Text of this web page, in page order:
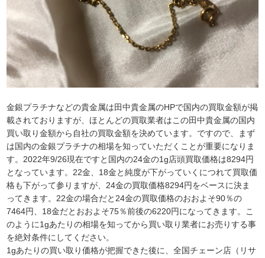
金銀プラチナなどの貴金属は田中貴金属のHPで国内の買取金額が掲
載されておりますが、ほとんどの買取業者はこの田中貴金属の国内
買い取り金額から自社の買取金額を決めています。ですので、まず
は国内の金銀プラチナの相場を知っていただくことが重要になりま
す。2022年9/26現在ですと国内の24金の1g店頭買取価格は8294円
となっています。22金、18金と純度が下がっていくにつれて買取価
格も下がって参りますが、24金の買取価格8294円をベースに決ま
ってきます。22金の場合だと24金の買取価格のおおよそ90％の
7464円、18金だとおおよそ75％前後の6220円になってきます。こ
のように1gあたりの相場を知ってから買い取り業者にお売りする事
を絶対条件にしてください。
1gあたりの買い取り価格が把握できた後に、全国チェーン店（リサ